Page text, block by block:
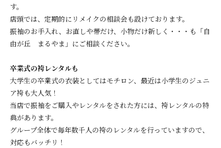
す。
店頭では、定期的にリメイクの相談会も設けております。
振袖のお手入れ、お直しや帯だけ、小物だけ新しく・・・も「自
由が丘 まるやま」にご相談ください。
卒業式の袴レンタルも
大学生の卒業式の衣装としてはモチロン、最近は小学生のジュニ
ア袴も大人気！
当店で振袖をご購入やレンタルをされた方には、袴レンタルの特
典があります。
グループ全体で毎年数千人の袴のレンタルを行っていますので、
対応もバッチリ！